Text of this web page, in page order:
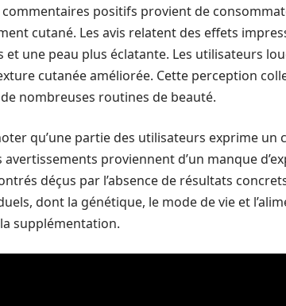
positifs provient de
cutané. Les avis relatent des effets
et une peau plus éclatante. Les utilisateurs
cutanée améliorée. Cette perception
nombreuses routines de beauté.
qu’une partie des utilisateurs exprime un
proviennent d’un manque
déçus par l’absence de résultats
dont la génétique, le mode de vie et
supplémentation.